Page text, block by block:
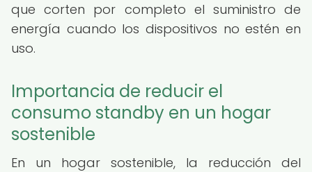
que corten por completo el suministro de
energía cuando los dispositivos no estén en
uso.
Importancia de reducir el
consumo standby en un hogar
sostenible
En un hogar sostenible, la reducción del